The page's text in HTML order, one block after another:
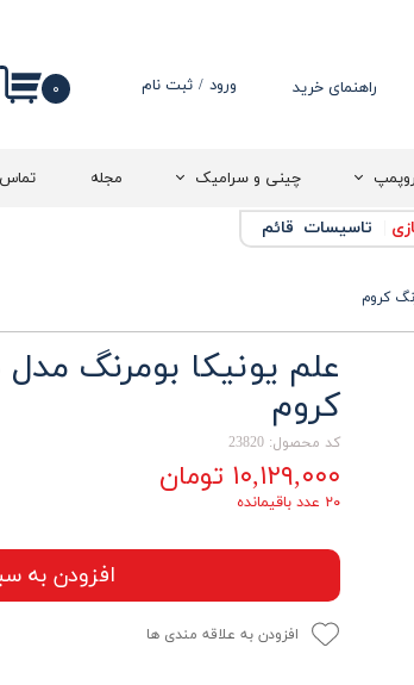
ورود / ثبت نام
تغییر گذر واژهچینی و سرامیک مجله تماس
راهنمای خرید ۰
تاسیسات قائم
کروم
علم یونیکا بومرنگ
کروم
کد محصول: 23820
۱۰,۱۲۹,۰۰۰ تومان
۲۰ عدد باقیمانده
افزودن به
افزودن به علاقه مندی ها